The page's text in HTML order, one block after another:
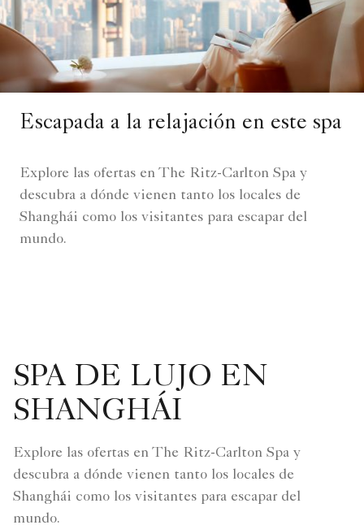
Escapada a la relajación en este spa
Explore las ofertas en The Ritz-Carlton Spa y
descubra a dónde vienen tanto los locales de
Shanghái como los visitantes para escapar del
mundo.
SPA DE LUJO EN
SHANGHÁI
Explore las ofertas en The Ritz-Carlton Spa y
descubra a dónde vienen tanto los locales de
Shanghái como los visitantes para escapar del
mundo.